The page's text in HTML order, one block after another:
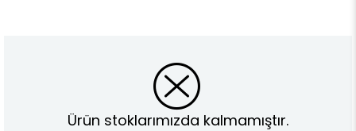
Ürün stoklarımızda kalmamıştır.